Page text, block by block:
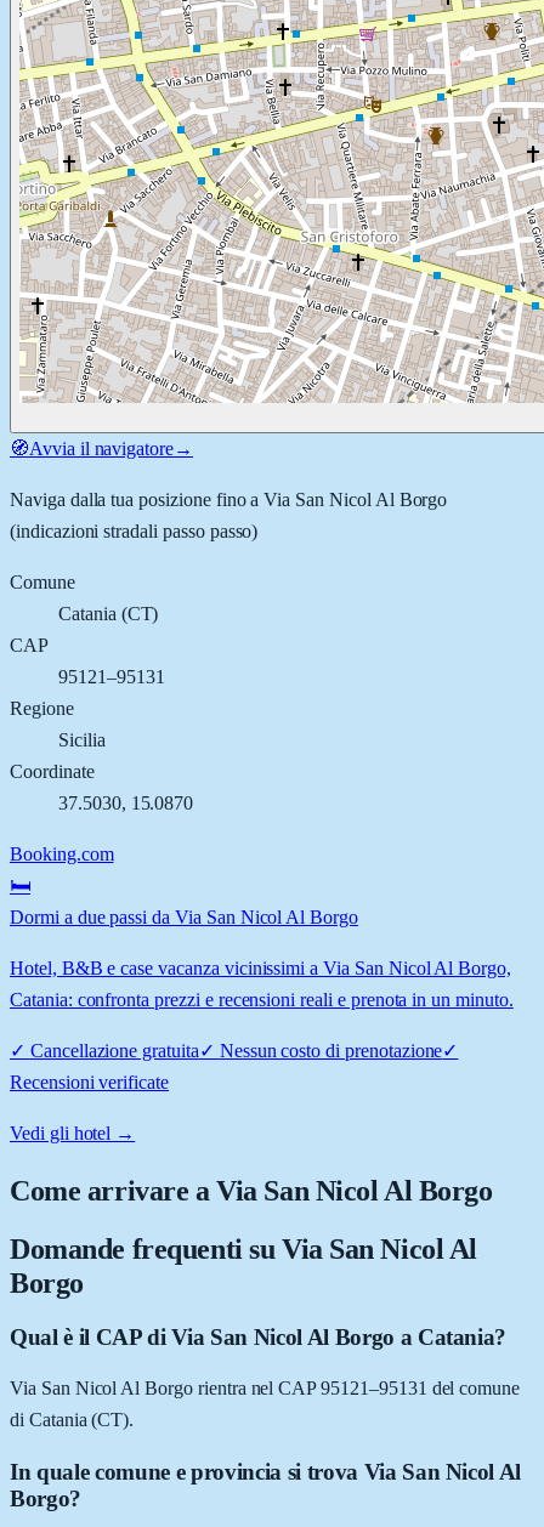
🧭Avvia il navigatore→
Naviga dalla tua posizione fino aVia San Nicol Al Borgo
(indicazioni stradali passo passo)
Comune
Catania (CT)
CAP
95121–95131
Regione
Sicilia
Coordinate
37.5030, 15.0870
Booking.com
🛏️
Dormi a due passi da Via San Nicol Al Borgo
Hotel, B&B e case vacanza vicinissimi a Via San Nicol Al Borgo,
Catania: confronta prezzi e recensioni reali e prenota in un minuto.
✓ Cancellazione gratuita✓ Nessun costo di prenotazione✓
Recensioni verificate
Vedi gli hotel →
Come arrivare aVia San Nicol Al Borgo
Domande frequenti su Via San Nicol Al
Borgo
Qual è il CAP di Via San Nicol Al Borgo a Catania?
Via San Nicol Al Borgo rientra nel CAP 95121–95131 del comune
di Catania (CT).
In quale comune e provincia si trova Via San Nicol Al
Borgo?